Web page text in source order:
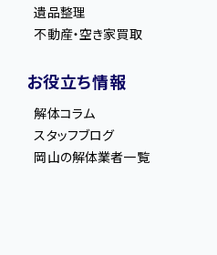
遺品整理
不動産・空き家買取
お役立ち情報
解体コラム
スタッフブログ
岡山の解体業者一覧